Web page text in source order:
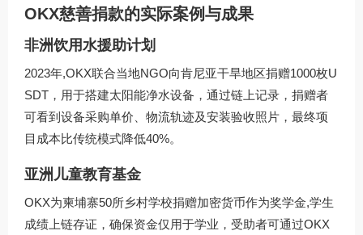
OKX慈善捐款的实际案例与成果
非洲饮用水援助计划
2023年,OKX联合当地NGO向肯尼亚干旱地区捐赠1000枚U
SDT，用于搭建太阳能净水设备，通过链上记录，捐赠者
可看到设备采购单价、物流轨迹及安装验收照片，最终项
目成本比传统模式降低40%。
亚洲儿童教育基金
OKX为柬埔寨50所乡村学校捐赠加密货币作为奖学金,学生
成绩上链存证，确保资金仅用于学业，受助者可通过OKX